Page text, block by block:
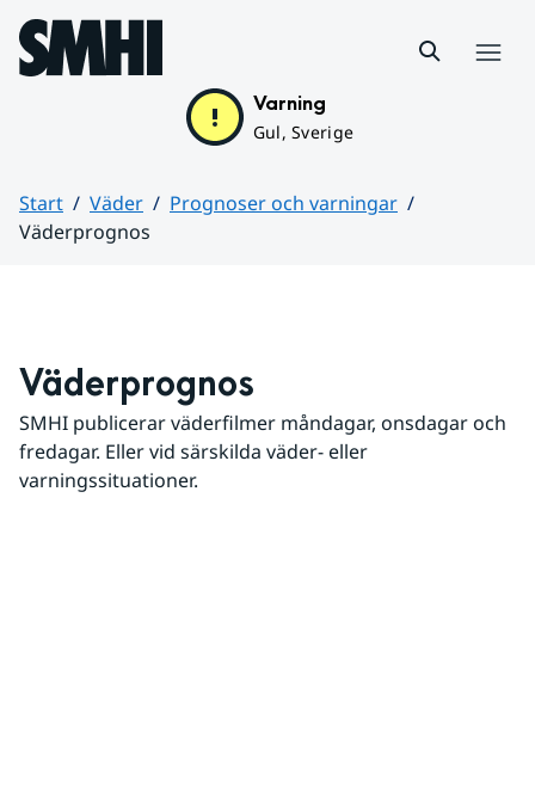
Hoppa till sidans innehåll
Varning
Gul, Sverige
Start Väder
Prognoser och varningar
Väderprognos
Väderprognos
SMHI publicerar väderfilmer måndagar, onsdagar och
fredagar. Eller vid särskilda väder- eller
varningssituationer.